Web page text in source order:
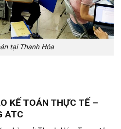
tại Thanh Hóa
KẾ TOÁN THỰC TẾ –
ATC